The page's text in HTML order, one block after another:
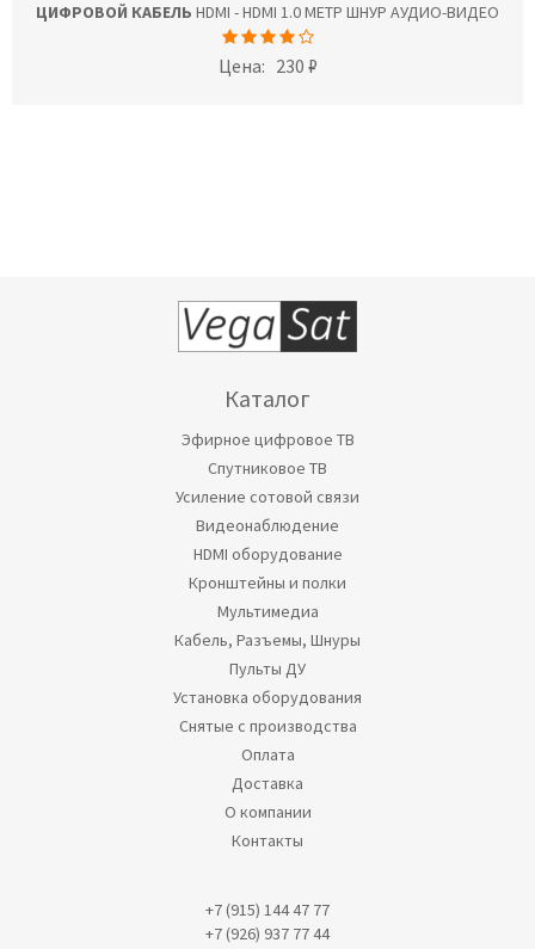
ЦИФРОВОЙ КАБЕЛЬ HDMI - HDMI 1.0 МЕТР ШНУР АУДИО-ВИДЕО
Цена: 230 ₽
Каталог
Эфирное цифровое ТВ
Спутниковое ТВ
Усиление сотовой связи
Видеонаблюдение
HDMI оборудование
Кронштейны и полки
Мультимедиа
Кабель, Разъемы, Шнуры
Пульты ДУ
Установка оборудования
Снятые с производства
Оплата
Доставка
О компании
Контакты
+7 (915) 144 47 77
+7 (926) 937 77 44